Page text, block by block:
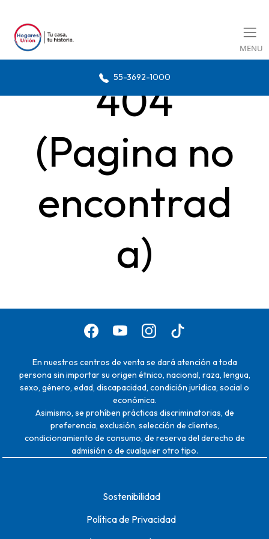
MENU
55-3692-1000
404
(Pagina no
encontrad
a)
En nuestros centros de venta se dará atención a toda
persona sin importar su origen étnico, nacional, raza, lengua,
sexo, género, edad, discapacidad, condición jurídica, social o
económica.
Asimismo, se prohíben prácticas discriminatorias, de
preferencia, exclusión, selección de clientes,
condicionamiento de consumo, de reserva del derecho de
admisión o de cualquier otro tipo.
Sostenibilidad
Política de Privacidad